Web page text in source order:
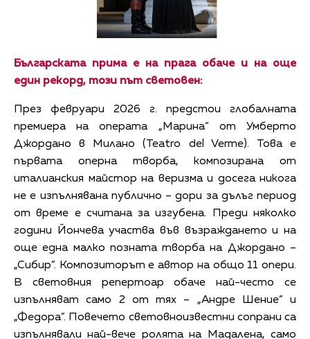
Българската прима е на прага обаче и на още
един рекорд, този път световен:
През февруари 2026 г. предстои глобалната
премиера на операта „Марина” от Умберто
Джордано в Милано (Teatro del Verme). Това е
първата оперна творба, композирана от
италианския майстор на веризма и досега никога
не е изпълнявана публично – дори за дълъг период
от време е считана за изгубена. Преди няколко
години Йончева участва във възраждането и на
още една малко позната творба на Джордано –
„Сибир”. Композиторът е автор на общо 11 опери.
В световния репертоар обаче най-често се
изпълняват само 2 от тях – „Андре Шение” и
„Федора”. Повечето световноизвестни сопрани са
изпълнявали най-вече ролята на Мадалена, само